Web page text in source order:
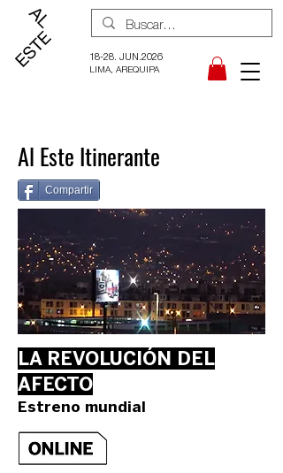
18-28. JUN.2026
LIMA, AREQUIPA
Al Este Itinerante
Compartir
LA REVOLUCIÓN DEL
AFECTO
Estreno mundial